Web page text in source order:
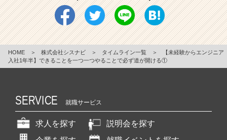
HOME ＞ 株式会社シスナビ ＞ タイムライン一覧 ＞
【未経験からエンジニア
入社1年半】できることを一つ一つやることで必ず道が開ける①
SERVICE 就職サービス
求人を探す
説明会を探す